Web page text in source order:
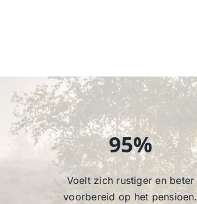
95%
Voelt zich rustiger en beter
voorbereid op het pensioen.